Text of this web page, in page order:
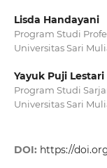
Lisda Handayani
Program Studi
Universitas Sari
Yayuk Puji Lestari
Program Studi
Universitas Sari
DOI: https://